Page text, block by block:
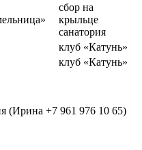
сбор на
крыльце
санатория
клуб «Катунь»
клуб «Катунь»
(Ирина +7 961 976 10 65)